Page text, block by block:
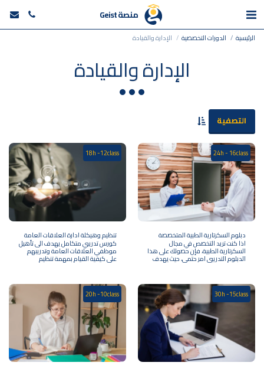
منصة Geist
الرئيسية الدورات التخصصية الإدارة والقيادة
الإدارة والقيادة
التصفية
24h - 16class
دبلوم السكرتارية الطبية المتخصصة
اذا كنت تريد التخصص في مجال
السكرتارية الطبية، فإن حصولك على هذا
الدبلوم التدريبي امر حتمي، حيث يهدف
الى تأهيلك الى شغل أي وظيفة في
الذي يتم العمل من خلاله في
المؤسسات الطبية او في المستشفيات
او مراكز الاشعة وفي العيادات الخاصة،
حيث يقوم القائم على هذه الوظيفة
بالقيام بالمهام الادارية والتنظيمية
والتعامل مع الملفات والسجلات الطبية.
18h -12class
تنظيم وهيكلة ادارة العلاقات العامة
كورس تدريبي متكامل يهدف الى تأهيل
موظفي العلاقات العامة وتدريبهم
على كيفية القيام بمهمة تنظيم
وهيكلة إدارة العلاقات العامة مما
احترافي.
30h -15class
20h -10class